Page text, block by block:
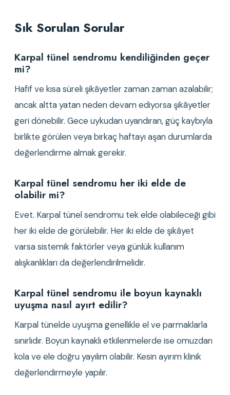
Sık Sorulan Sorular
Karpal tünel sendromu kendiliğinden geçer
mi?
Hafif ve kısa süreli şikâyetler zaman zaman azalabilir;
ancak altta yatan neden devam ediyorsa şikâyetler
geri dönebilir. Gece uykudan uyandıran, güç kaybıyla
birlikte görülen veya birkaç haftayı aşan durumlarda
değerlendirme almak gerekir.
Karpal tünel sendromu her iki elde de
olabilir mi?
Evet. Karpal tünel sendromu tek elde olabileceği gibi
her iki elde de görülebilir. Her iki elde de şikâyet
varsa sistemik faktörler veya günlük kullanım
alışkanlıkları da değerlendirilmelidir.
Karpal tünel sendromu ile boyun kaynaklı
uyuşma nasıl ayırt edilir?
Karpal tünelde uyuşma genellikle el ve parmaklarla
sınırlıdır. Boyun kaynaklı etkilenmelerde ise omuzdan
kola ve ele doğru yayılım olabilir. Kesin ayırım klinik
değerlendirmeyle yapılır.